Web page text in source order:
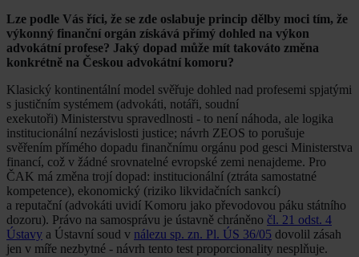
Lze podle Vás říci, že se zde oslabuje princip dělby moci tím, že
výkonný finanční orgán získává přímý dohled na výkon
advokátní profese? Jaký dopad může mít takováto změna
konkrétně na Českou advokátní komoru?
Klasický kontinentální model svěřuje dohled nad profesemi spjatými
s justičním systémem (advokáti, notáři, soudní
exekutoři) Ministerstvu spravedlnosti - to není náhoda, ale logika
institucionální nezávislosti justice; návrh ZEOS to porušuje
svěřením přímého dopadu finančnímu orgánu pod gesci Ministerstva
financí, což v žádné srovnatelné evropské zemi nenajdeme. Pro
ČAK má změna trojí dopad: institucionální (ztráta samostatné
kompetence), ekonomický (riziko likvidačních sankcí)
a reputační (advokáti uvidí Komoru jako převodovou páku státního
dozoru). Právo na samosprávu je ústavně chráněno čl. 21 odst. 4
Ústavy a Ústavní soud v nálezu sp. zn. Pl. ÚS 36/05 dovolil zásah
jen v míře nezbytné - návrh tento test proporcionality nesplňuje.